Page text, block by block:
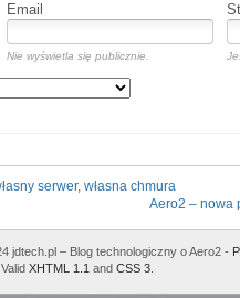
Email
Nie wyświetla się publicznie.
serwer, własna chmura
Aero2 – nowa
jdtech.pl – Blog technologiczny o Aero2 -
. Valid XHTML 1.1 and CSS 3